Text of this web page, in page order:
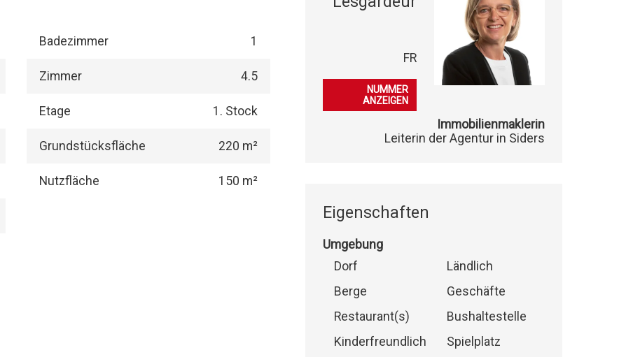
Badezimmer 1
Zimmer 4.5
Etage 1. Stock
Grundstücksfläche 220 m²
Nutzfläche 150 m²
FR
079 396 49 00
NUMMER
ANZEIGEN
Immobilienmaklerin
Leiterin der Agentur in Siders
Eigenschaften
Umgebung
Dorf
Ländlich
Berge
Geschäfte
Restaurant(s)
Bushaltestelle
Kinderfreundlich
Spielplatz